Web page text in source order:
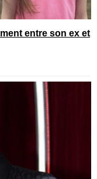
entre son ex et